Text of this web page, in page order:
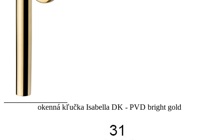
okenná kľučka Isabella DK - PVD bright gold